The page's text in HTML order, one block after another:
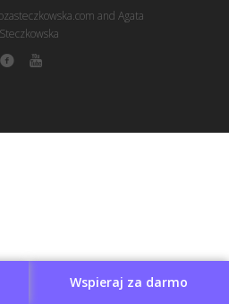
and Agata
Steczkowska
Wspieraj za darmo